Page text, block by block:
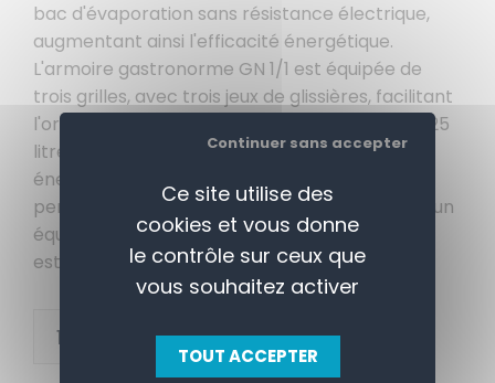
bac d'évaporation sans résistance électrique,
augmentant ainsi l'efficacité énergétique.
L'armoire gastronorme GN 1/1 est équipée de
trois grilles, avec trois jeux de glissières, facilitant
l'organisation interne. Avec une capacité de 325
litres, cette armoire affiche une classe
énergétique C, répondant à des critères de
performance écoénergétique tout en offrant un
équilibre parfait entre fonctionnalité et
esthétique.
AJOUTER AU PANIER
Ce site utilise des
cookies et vous donne
le contrôle sur ceux que
vous souhaitez activer
TOUT ACCEPTER
Continuer sans accepter